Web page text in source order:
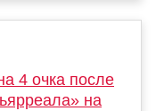
4 очка после
на